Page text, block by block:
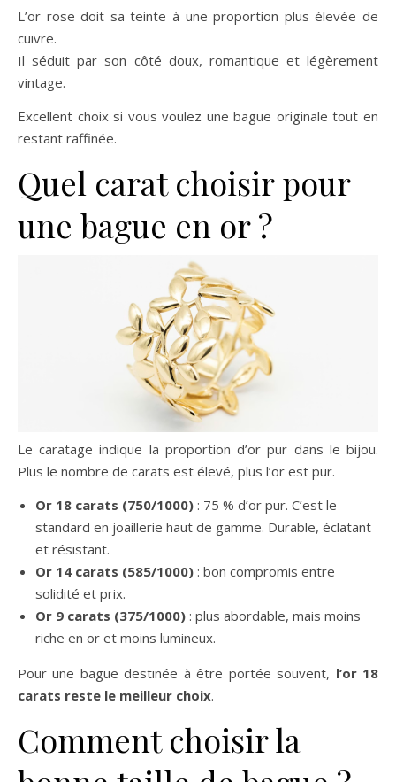
L’or rose doit sa teinte à une proportion plus élevée de
cuivre.
Il séduit par son côté doux, romantique et légèrement
vintage.
Excellent choix si vous voulez une bague originale tout en
restant raffinée.
Quel carat choisir pour
une bague en or ?
Le caratage indique la proportion d’or pur dans le bijou.
Plus le nombre de carats est élevé, plus l’or est pur.
Or 18 carats (750/1000) : 75 % d’or pur. C’est le
standard en joaillerie haut de gamme. Durable, éclatant
et résistant.
Or 14 carats (585/1000) : bon compromis entre
solidité et prix.
Or 9 carats (375/1000) : plus abordable, mais moins
riche en or et moins lumineux.
Pour une bague destinée à être portée souvent, l’or 18
carats reste le meilleur choix.
Comment choisir la